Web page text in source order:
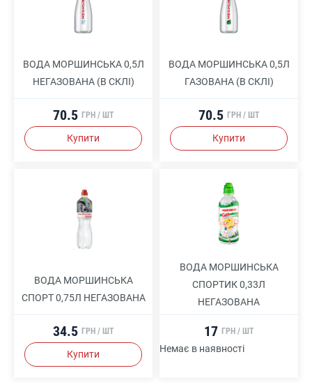
ВОДА МОРШИНСЬКА 0,5Л
НЕГАЗОВАНА (В СКЛІ)
70.5 ГРН / ШТ
Купити
ВОДА МОРШИНСЬКА 0,5Л
ГАЗОВАНА (В СКЛІ)
70.5 ГРН / ШТ
Купити
ВОДА МОРШИНСЬКА
СПОРТ 0,75Л НЕГАЗОВАНА
34.5 ГРН / ШТ
Купити
ВОДА МОРШИНСЬКА
СПОРТИК 0,33Л
НЕГАЗОВАНА
17 ГРН / ШТ
Немає в наявності